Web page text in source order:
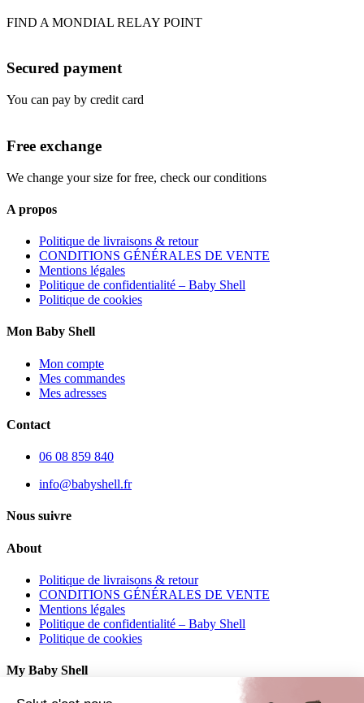
FIND A MONDIAL RELAY POINT
Secured payment
You can pay by credit card
Free exchange
We change your size for free, check our conditions
A propos
Politique de livraisons & retour
CONDITIONS GÉNÉRALES DE VENTE
Mentions légales
Politique de confidentialité – Baby Shell
Politique de cookies
Mon Baby Shell
Mon compte
Mes commandes
Mes adresses
Contact
06 08 859 840
info@babyshell.fr
Nous suivre
About
Politique de livraisons & retour
CONDITIONS GÉNÉRALES DE VENTE
Mentions légales
Politique de confidentialité – Baby Shell
Politique de cookies
My Baby Shell